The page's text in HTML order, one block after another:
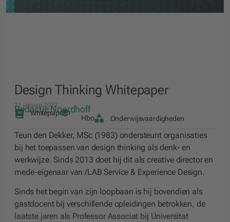
Design Thinking Whitepaper
11 januari 2022
Redactie Noordhoff
Whitepaper
Hbo Onderwijsvaardigheden
Teun den Dekker, MSc (1983) ondersteunt organisaties
bij het toepassen van design thinking als denk- en
werkwijze. Sinds 2013 doet hij dit als creative director en
mede-eigenaar van /LAB Service & Experience Design.
Sinds het begin van zijn loopbaan is hij bovendien als
gastdocent bij verschillende opleidingen betrokken, de
laatste jaren als Professor Associat bij Universitat